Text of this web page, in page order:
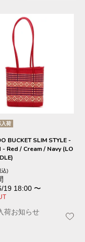
入荷
BUCKET SLIM STYLE -
- Red / Cream / Navy (LO
込
19 18:00 〜
荷お知らせ